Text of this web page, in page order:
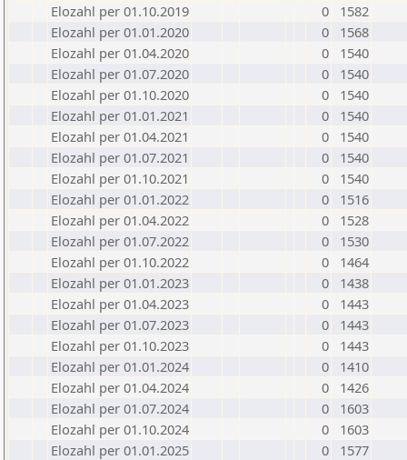
Elozahl per 01.10.2019
0
1582
Elozahl per 01.01.2020
0
1568
Elozahl per 01.04.2020
0
1540
Elozahl per 01.07.2020
0
1540
Elozahl per 01.10.2020
0
1540
Elozahl per 01.01.2021
0
1540
Elozahl per 01.04.2021
0
1540
Elozahl per 01.07.2021
0
1540
Elozahl per 01.10.2021
0
1540
Elozahl per 01.01.2022
0
1516
Elozahl per 01.04.2022
0
1528
Elozahl per 01.07.2022
0
1530
Elozahl per 01.10.2022
0
1464
Elozahl per 01.01.2023
0
1438
Elozahl per 01.04.2023
0
1443
Elozahl per 01.07.2023
0
1443
Elozahl per 01.10.2023
0
1443
Elozahl per 01.01.2024
0
1410
Elozahl per 01.04.2024
0
1426
Elozahl per 01.07.2024
0
1603
Elozahl per 01.10.2024
0
1603
Elozahl per 01.01.2025
0
1577